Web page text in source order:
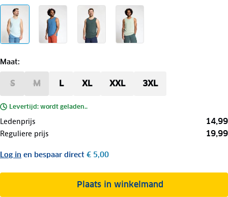
Maat:
S M L XL XXL 3XL
Levertijd: wordt geladen..
Ledenprijs 14,99
Reguliere prijs 19,99
Log in en bespaar direct € 5,00
Plaats in winkelmand